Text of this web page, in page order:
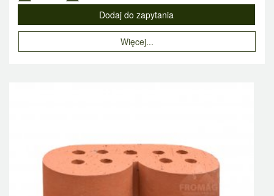
Więcej...